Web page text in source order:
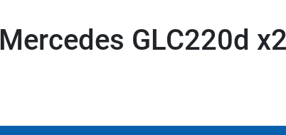
GLC220d